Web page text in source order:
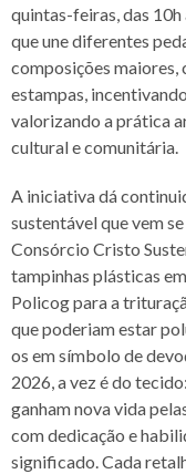
quintas-feiras, das
que une diferentes
composições maiores,
estampas,
valorizando a prática
cultural e comunitária.
A iniciativa dá
sustentável que vem
Consórcio Cristo
tampinhas plásticas
Policog para a
que poderiam estar
os em símbolo de
2026, a vez é do
ganham nova vida
com dedicação e
significado. Cada